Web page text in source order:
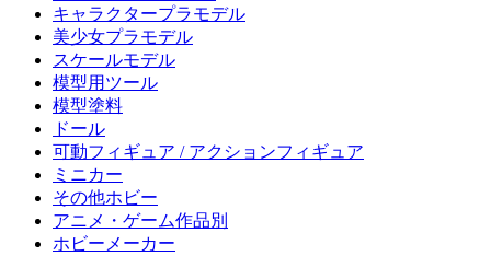
キャラクタープラモデル
美少女プラモデル
スケールモデル
模型用ツール
模型塗料
ドール
可動フィギュア / アクションフィギュア
ミニカー
その他ホビー
アニメ・ゲーム作品別
ホビーメーカー